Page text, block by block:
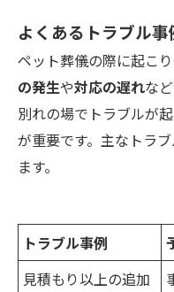
よくあるトラブル
ペット葬儀の際に起こ
の発生や対応の遅れな
別れの場でトラブルが
が重要です。主なトラ
ます。
トラブル事例
見積もり以上の追加